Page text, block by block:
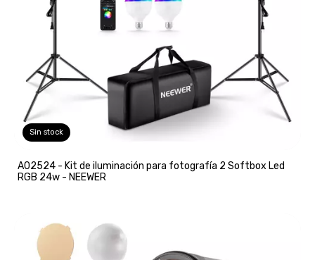
Sin stock
A02524 - Kit de iluminación para fotografía 2 Softbox Led
RGB 24w - NEEWER